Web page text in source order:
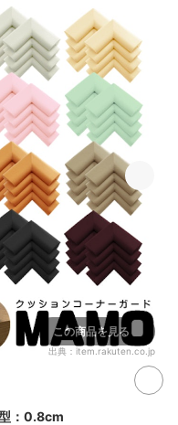
この商品を見る
出典： item.rakuten.co.jp
：0.8cm